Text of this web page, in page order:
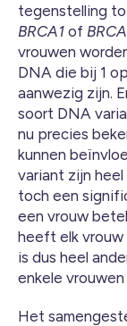
tegenstelling
BRCA1 of
vrouwen
DNA die bij 1
aanwezig zijn.
soort DNA
nu precies
kunnen
variant zijn
toch een
een vrouw
heeft elk vrouw
is dus heel
enkele
Het